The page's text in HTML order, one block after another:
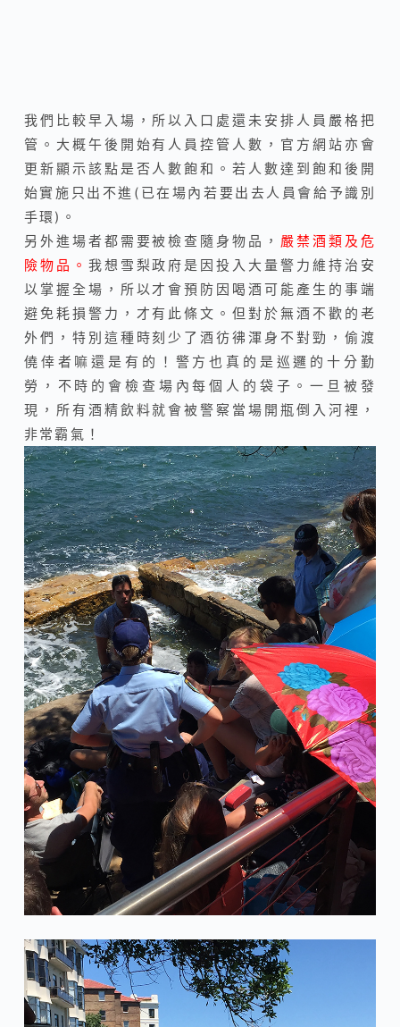
我們比較早入場，所以入口處還未安排人員嚴格把
管。大概午後開始有人員控管人數，官方網站亦會
更新顯示該點是否人數飽和。若人數達到飽和後開
始實施只出不進(已在場內若要出去人員會給予識別
手環)。
另外進場者都需要被檢查隨身物品， 嚴禁酒類及危
險物品。 我想雪梨政府是因投入大量警力維持治安
以掌握全場，所以才會預防因喝酒可能產生的事端
避免耗損警力，才有此條文。但對於無酒不歡的老
外們，特別這種時刻少了酒彷彿渾身不對勁，偷渡
僥倖者嘛還是有的！警方也真的是巡邏的十分勤
勞，不時的會檢查場內每個人的袋子。一旦被發
現，所有酒精飲料就會被警察當場開瓶倒入河裡，
非常霸氣！